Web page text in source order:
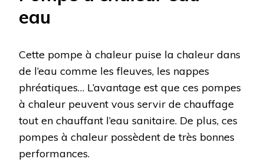
eau
Cette pompe à chaleur puise la chaleur dans
de l’eau comme les fleuves, les nappes
phréatiques… L’avantage est que ces pompes
à chaleur peuvent vous servir de chauffage
tout en chauffant l’eau sanitaire. De plus, ces
pompes à chaleur possèdent de très bonnes
performances.